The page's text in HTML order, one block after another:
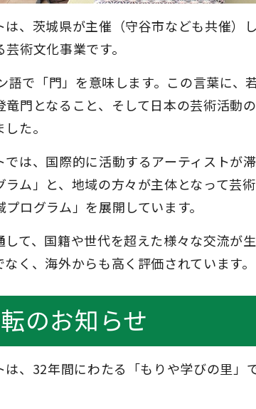
は、茨城県が主催（守谷市なども共催）
術文化事業です。
語で「門」を意味します。この言葉に
竜門となること、そして日本の芸術活動
た。
では、国際的に活動するアーティストが
ラム」と、地域の方々が主体となって芸
ログラム」を展開しています。
して、国籍や世代を超えた様々な交流が
く、海外からも高く評価されています。
のお知らせ
は、32年間にわたる「もりや学びの里」